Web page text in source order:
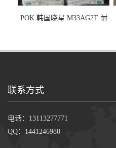
POK 韩国晓星 M33AG2T 耐
联系方式
电话：13113277771
QQ：1441246980